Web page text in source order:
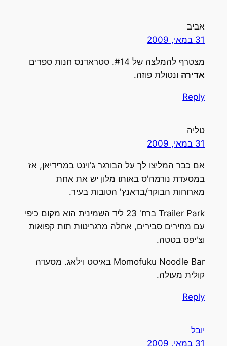
אביב
מצטרף להמלצה של #14. סטראדנס חנות ספרים
אדירהונטולת פוזה.
Reply
טליה
אם כבר המליצו לך על הבורגר ג'וינט במרידיאן, אז
במסעדת נורמה'ס באותו מלון יש את אחת
מארוחות הבוקר/בראנץ' הטובות בעיר.
Trailer Park ברח' 23 ליד השמינית הוא מקום כיפי
עם מחירים סבירים, אחלה מרגריטות תות קפואות
וצ'יפס בטטה.
Momofuku Noodle Bar באיסט וילאג. מסעדה
קולית מעולה.
Reply
יובל